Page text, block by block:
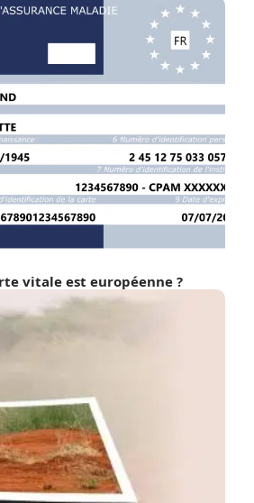
vitale est européenne ?